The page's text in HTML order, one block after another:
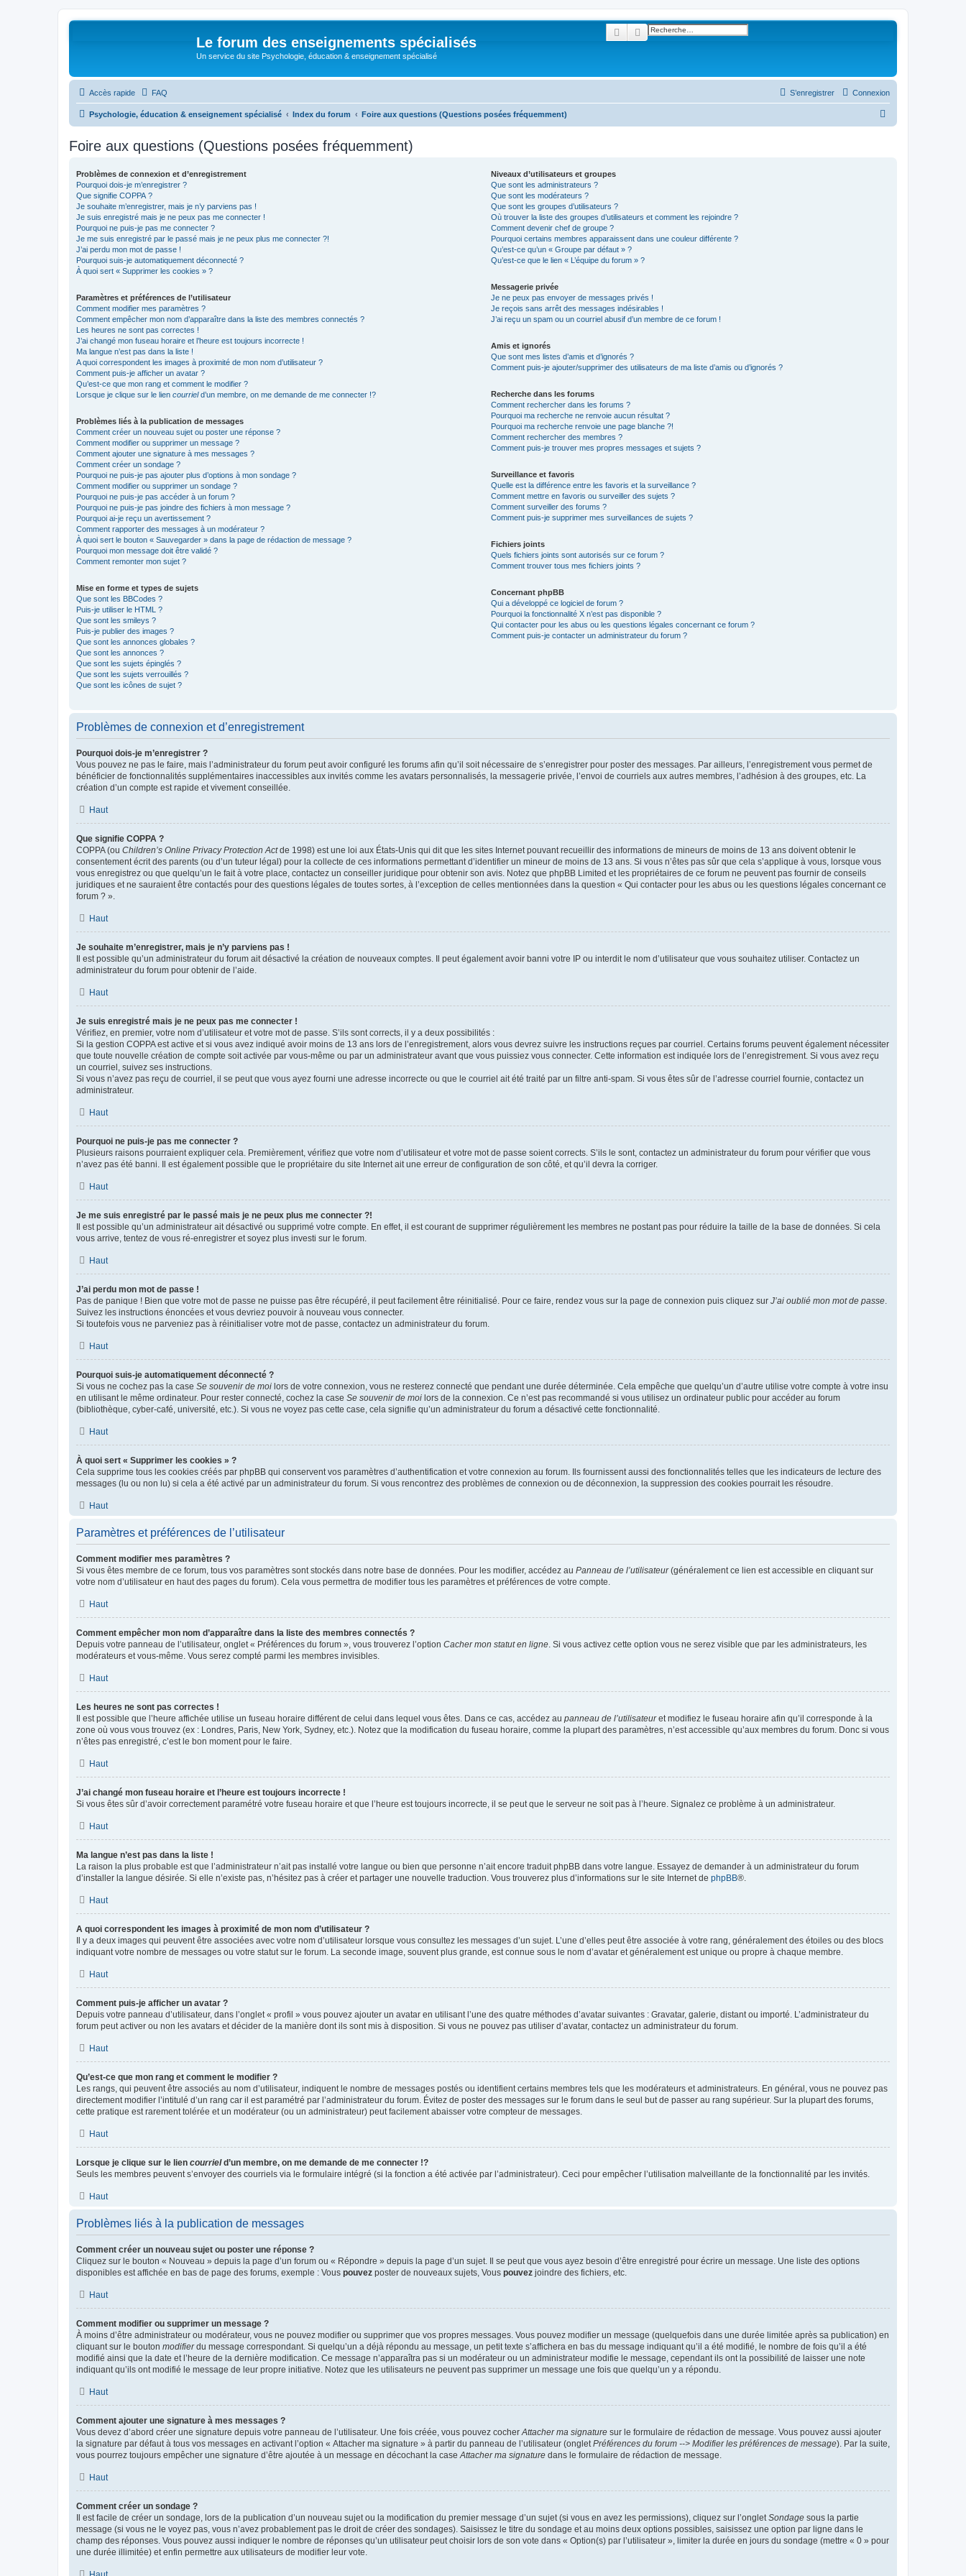
Le forum des enseignements spécialisés
Un service du site Psychologie, éducation & enseignement spécialisé
Rechercher
Recherche avancée
Accès rapide FAQ Connexion
S’enregistrer
Psychologie, éducation & enseignement spécialisé Index du forum Foire aux questions (Questions posées fréquemment)
Foire aux questions (Questions posées fréquemment)
Problèmes de connexion et d’enregistrement
Pourquoi dois-je m’enregistrer ?
Que signifie COPPA ?
Je souhaite m’enregistrer, mais je n’y parviens pas !
Je suis enregistré mais je ne peux pas me connecter !
Pourquoi ne puis-je pas me connecter ?
Je me suis enregistré par le passé mais je ne peux plus me connecter ?!
J’ai perdu mon mot de passe !
Pourquoi suis-je automatiquement déconnecté ?
À quoi sert « Supprimer les cookies » ?
Paramètres et préférences de l’utilisateur
Comment modifier mes paramètres ?
Comment empêcher mon nom d’apparaître dans la liste des membres connectés ?
Les heures ne sont pas correctes !
J’ai changé mon fuseau horaire et l’heure est toujours incorrecte !
Ma langue n’est pas dans la liste !
A quoi correspondent les images à proximité de mon nom d’utilisateur ?
Comment puis-je afficher un avatar ?
Qu’est-ce que mon rang et comment le modifier ?
Lorsque je clique sur le lien courrield’un membre, on me demande de me connecter !?
Problèmes liés à la publication de messages
Comment créer un nouveau sujet ou poster une réponse ?
Comment modifier ou supprimer un message ?
Comment ajouter une signature à mes messages ?
Comment créer un sondage ?
Pourquoi ne puis-je pas ajouter plus d’options à mon sondage ?
Comment modifier ou supprimer un sondage ?
Pourquoi ne puis-je pas accéder à un forum ?
Pourquoi ne puis-je pas joindre des fichiers à mon message ?
Pourquoi ai-je reçu un avertissement ?
Comment rapporter des messages à un modérateur ?
À quoi sert le bouton « Sauvegarder » dans la page de rédaction de message ?
Pourquoi mon message doit être validé ?
Comment remonter mon sujet ?
Mise en forme et types de sujets
Que sont les BBCodes ?
Puis-je utiliser le HTML ?
Que sont les smileys ?
Puis-je publier des images ?
Que sont les annonces globales ?
Que sont les annonces ?
Que sont les sujets épinglés ?
Que sont les sujets verrouillés ?
Que sont les icônes de sujet ?
Niveaux d’utilisateurs et groupes
Que sont les administrateurs ?
Que sont les modérateurs ?
Que sont les groupes d’utilisateurs ?
Où trouver la liste des groupes d’utilisateurs et comment les rejoindre ?
Comment devenir chef de groupe ?
Pourquoi certains membres apparaissent dans une couleur différente ?
Qu’est-ce qu’un « Groupe par défaut » ?
Qu’est-ce que le lien « L’équipe du forum » ?
Messagerie privée
Je ne peux pas envoyer de messages privés !
Je reçois sans arrêt des messages indésirables !
J’ai reçu un spam ou un courriel abusif d’un membre de ce forum !
Amis et ignorés
Que sont mes listes d’amis et d’ignorés ?
Comment puis-je ajouter/supprimer des utilisateurs de ma liste d’amis ou d’ignorés ?
Recherche dans les forums
Comment rechercher dans les forums ?
Pourquoi ma recherche ne renvoie aucun résultat ?
Pourquoi ma recherche renvoie une page blanche ?!
Comment rechercher des membres ?
Comment puis-je trouver mes propres messages et sujets ?
Surveillance et favoris
Quelle est la différence entre les favoris et la surveillance ?
Comment mettre en favoris ou surveiller des sujets ?
Comment surveiller des forums ?
Comment puis-je supprimer mes surveillances de sujets ?
Fichiers joints
Quels fichiers joints sont autorisés sur ce forum ?
Comment trouver tous mes fichiers joints ?
Concernant phpBB
Qui a développé ce logiciel de forum ?
Pourquoi la fonctionnalité X n’est pas disponible ?
Qui contacter pour les abus ou les questions légales concernant ce forum ?
Comment puis-je contacter un administrateur du forum ?
Problèmes de connexion et d’enregistrement
Pourquoi dois-je m’enregistrer ?
Vous pouvez ne pas le faire, mais l’administrateur du forum peut avoir configuré les forums afin qu’il soit nécessaire de s’enregistrer pour poster des messages. Par ailleurs, l’enregistrement vous permet de
bénéficier de fonctionnalités supplémentaires inaccessibles aux invités comme les avatars personnalisés, la messagerie privée, l’envoi de courriels aux autres membres, l’adhésion à des groupes, etc. La
création d’un compte est rapide et vivement conseillée.
Haut
Que signifie COPPA ?
COPPA (ou Children’s Online Privacy Protection Actde 1998) est une loi aux États-Unis qui dit que les sites Internet pouvant recueillir des informations de mineurs de moins de 13 ans doivent obtenir le
consentement écrit des parents (ou d’un tuteur légal) pour la collecte de ces informations permettant d’identifier un mineur de moins de 13 ans. Si vous n’êtes pas sûr que cela s’applique à vous, lorsque vous
vous enregistrez ou que quelqu’un le fait à votre place, contactez un conseiller juridique pour obtenir son avis. Notez que phpBB Limited et les propriétaires de ce forum ne peuvent pas fournir de conseils
juridiques et ne sauraient être contactés pour des questions légales de toutes sortes, à l’exception de celles mentionnées dans la question « Qui contacter pour les abus ou les questions légales concernant ce
forum ? ».
Haut
Je souhaite m’enregistrer, mais je n’y parviens pas !
Il est possible qu’un administrateur du forum ait désactivé la création de nouveaux comptes. Il peut également avoir banni votre IP ou interdit le nom d’utilisateur que vous souhaitez utiliser. Contactez un
administrateur du forum pour obtenir de l’aide.
Haut
Je suis enregistré mais je ne peux pas me connecter !
Vérifiez, en premier, votre nom d’utilisateur et votre mot de passe. S’ils sont corrects, il y a deux possibilités :
Si la gestion COPPA est active et si vous avez indiqué avoir moins de 13 ans lors de l’enregistrement, alors vous devrez suivre les instructions reçues par courriel. Certains forums peuvent également nécessiter
que toute nouvelle création de compte soit activée par vous-même ou par un administrateur avant que vous puissiez vous connecter. Cette information est indiquée lors de l’enregistrement. Si vous avez reçu
un courriel, suivez ses instructions.
Si vous n’avez pas reçu de courriel, il se peut que vous ayez fourni une adresse incorrecte ou que le courriel ait été traité par un filtre anti-spam. Si vous êtes sûr de l’adresse courriel fournie, contactez un
administrateur.
Haut
Pourquoi ne puis-je pas me connecter ?
Plusieurs raisons pourraient expliquer cela. Premièrement, vérifiez que votre nom d’utilisateur et votre mot de passe soient corrects. S’ils le sont, contactez un administrateur du forum pour vérifier que vous
n’avez pas été banni. Il est également possible que le propriétaire du site Internet ait une erreur de configuration de son côté, et qu’il devra la corriger.
Haut
Je me suis enregistré par le passé mais je ne peux plus me connecter ?!
Il est possible qu’un administrateur ait désactivé ou supprimé votre compte. En effet, il est courant de supprimer régulièrement les membres ne postant pas pour réduire la taille de la base de données. Si cela
vous arrive, tentez de vous ré-enregistrer et soyez plus investi sur le forum.
Haut
J’ai perdu mon mot de passe !
Pas de panique ! Bien que votre mot de passe ne puisse pas être récupéré, il peut facilement être réinitialisé. Pour ce faire, rendez vous sur la page de connexion puis cliquez sur J’ai oublié mon mot de passe
Suivez les instructions énoncées et vous devriez pouvoir à nouveau vous connecter.
Si toutefois vous ne parveniez pas à réinitialiser votre mot de passe, contactez un administrateur du forum.
Haut
Pourquoi suis-je automatiquement déconnecté ?
Si vous ne cochez pas la case Se souvenir de moi lors de votre connexion, vous ne resterez connecté que pendant une durée déterminée. Cela empêche que quelqu’un d’autre utilise votre compte à votre insu
en utilisant le même ordinateur. Pour rester connecté, cochez la case Se souvenir de moi lors de la connexion. Ce n’est pas recommandé si vous utilisez un ordinateur public pour accéder au forum
(bibliothèque, cyber-café, université, etc.). Si vous ne voyez pas cette case, cela signifie qu’un administrateur du forum a désactivé cette fonctionnalité.
Haut
À quoi sert « Supprimer les cookies » ?
Cela supprime tous les cookies créés par phpBB qui conservent vos paramètres d’authentification et votre connexion au forum. Ils fournissent aussi des fonctionnalités telles que les indicateurs de lecture des
messages (lu ou non lu) si cela a été activé par un administrateur du forum. Si vous rencontrez des problèmes de connexion ou de déconnexion, la suppression des cookies pourrait les résoudre.
Haut
Paramètres et préférences de l’utilisateur
Comment modifier mes paramètres ?
Si vous êtes membre de ce forum, tous vos paramètres sont stockés dans notre base de données. Pour les modifier, accédez au Panneau de l’utilisateur(généralement ce lien est accessible en cliquant sur
votre nom d’utilisateur en haut des pages du forum). Cela vous permettra de modifier tous les paramètres et préférences de votre compte.
Haut
Comment empêcher mon nom d’apparaître dans la liste des membres connectés ?
Depuis votre panneau de l’utilisateur, onglet « Préférences du forum », vous trouverez l’option Cacher mon statut en ligne . Si vous activez cette option vous ne serez visible que par les administrateurs, les
modérateurs et vous-même. Vous serez compté parmi les membres invisibles.
Haut
Les heures ne sont pas correctes !
Il est possible que l’heure affichée utilise un fuseau horaire différent de celui dans lequel vous êtes. Dans ce cas, accédez au panneau de l’utilisateuret modifiez le fuseau horaire afin qu’il corresponde à la
zone où vous vous trouvez (ex : Londres, Paris, New York, Sydney, etc.). Notez que la modification du fuseau horaire, comme la plupart des paramètres, n’est accessible qu’aux membres du forum. Donc si vous
n’êtes pas enregistré, c’est le bon moment pour le faire.
Haut
J’ai changé mon fuseau horaire et l’heure est toujours incorrecte !
Si vous êtes sûr d’avoir correctement paramétré votre fuseau horaire et que l’heure est toujours incorrecte, il se peut que le serveur ne soit pas à l’heure. Signalez ce problème à un administrateur.
Haut
Ma langue n’est pas dans la liste !
La raison la plus probable est que l’administrateur n’ait pas installé votre langue ou bien que personne n’ait encore traduit phpBB dans votre langue. Essayez de demander à un administrateur du forum
d’installer la langue désirée. Si elle n’existe pas, n’hésitez pas à créer et partager une nouvelle traduction. Vous trouverez plus d’informations sur le site Internet de phpBB®.
Haut
A quoi correspondent les images à proximité de mon nom d’utilisateur ?
Il y a deux images qui peuvent être associées avec votre nom d’utilisateur lorsque vous consultez les messages d’un sujet. L’une d’elles peut être associée à votre rang, généralement des étoiles ou des blocs
indiquant votre nombre de messages ou votre statut sur le forum. La seconde image, souvent plus grande, est connue sous le nom d’avatar et généralement est unique ou propre à chaque membre.
Haut
Comment puis-je afficher un avatar ?
Depuis votre panneau d’utilisateur, dans l’onglet « profil » vous pouvez ajouter un avatar en utilisant l’une des quatre méthodes d’avatar suivantes : Gravatar, galerie, distant ou importé. L’administrateur du
forum peut activer ou non les avatars et décider de la manière dont ils sont mis à disposition. Si vous ne pouvez pas utiliser d’avatar, contactez un administrateur du forum.
Haut
Qu’est-ce que mon rang et comment le modifier ?
Les rangs, qui peuvent être associés au nom d’utilisateur, indiquent le nombre de messages postés ou identifient certains membres tels que les modérateurs et administrateurs. En général, vous ne pouvez pas
directement modifier l’intitulé d’un rang car il est paramétré par l’administrateur du forum. Évitez de poster des messages sur le forum dans le seul but de passer au rang supérieur. Sur la plupart des forums,
cette pratique est rarement tolérée et un modérateur (ou un administrateur) peut facilement abaisser votre compteur de messages.
Haut
Lorsque je clique sur le lien courrield’un membre, on me demande de me connecter !?
Seuls les membres peuvent s’envoyer des courriels via le formulaire intégré (si la fonction a été activée par l’administrateur). Ceci pour empêcher l’utilisation malveillante de la fonctionnalité par les invités.
Haut
Problèmes liés à la publication de messages
Comment créer un nouveau sujet ou poster une réponse ?
Cliquez sur le bouton « Nouveau » depuis la page d’un forum ou « Répondre » depuis la page d’un sujet. Il se peut que vous ayez besoin d’être enregistré pour écrire un message. Une liste des options
disponibles est affichée en bas de page des forums, exemple : Vous pouvez poster de nouveaux sujets, Vous pouvez joindre des fichiers, etc.
Haut
Comment modifier ou supprimer un message ?
À moins d’être administrateur ou modérateur, vous ne pouvez modifier ou supprimer que vos propres messages. Vous pouvez modifier un message (quelquefois dans une durée limitée après sa publication) en
cliquant sur le bouton modifierdu message correspondant. Si quelqu’un a déjà répondu au message, un petit texte s’affichera en bas du message indiquant qu’il a été modifié, le nombre de fois qu’il a été
modifié ainsi que la date et l’heure de la dernière modification. Ce message n’apparaîtra pas si un modérateur ou un administrateur modifie le message, cependant ils ont la possibilité de laisser une note
indiquant qu’ils ont modifié le message de leur propre initiative. Notez que les utilisateurs ne peuvent pas supprimer un message une fois que quelqu’un y a répondu.
Haut
Comment ajouter une signature à mes messages ?
Vous devez d’abord créer une signature depuis votre panneau de l’utilisateur. Une fois créée, vous pouvez cocher Attacher ma signature sur le formulaire de rédaction de message. Vous pouvez aussi ajouter
la signature par défaut à tous vos messages en activant l’option « Attacher ma signature » à partir du panneau de l’utilisateur (onglet Préférences du forum --> Modifier les préférences de message). Par la suite,
vous pourrez toujours empêcher une signature d’être ajoutée à un message en décochant la case Attacher ma signature dans le formulaire de rédaction de message.
Haut
Comment créer un sondage ?
Il est facile de créer un sondage, lors de la publication d’un nouveau sujet ou la modification du premier message d’un sujet (si vous en avez les permissions), cliquez sur l’onglet Sondage sous la partie
message (si vous ne le voyez pas, vous n’avez probablement pas le droit de créer des sondages). Saisissez le titre du sondage et au moins deux options possibles, saisissez une option par ligne dans le
champ des réponses. Vous pouvez aussi indiquer le nombre de réponses qu’un utilisateur peut choisir lors de son vote dans « Option(s) par l’utilisateur », limiter la durée en jours du sondage (mettre « 0 » pour
une durée illimitée) et enfin permettre aux utilisateurs de modifier leur vote.